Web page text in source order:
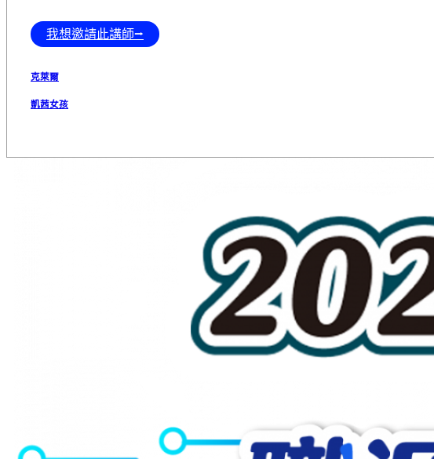
我想邀請此講師⭢
克萊爾
凱茜女孩